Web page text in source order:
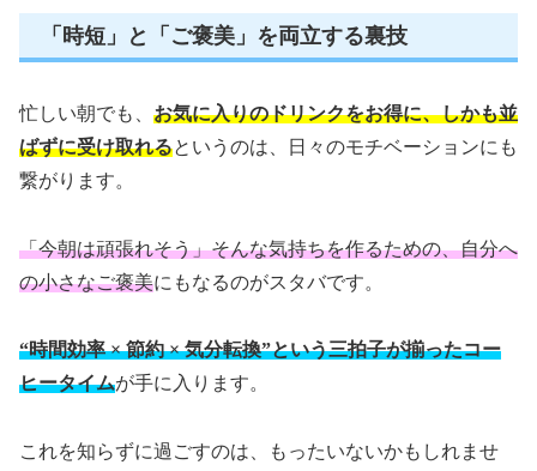
「時短」と「ご褒美」を両立する裏技
忙しい朝でも、 お気に入りのドリンクをお得に、しかも並
ばずに受け取れるというのは、日々のモチベーションにも
繋がります。
「今朝は頑張れそう」そんな気持ちを作るための、自分へ
の小さなご褒美にもなるのがスタバです。
“時間効率 × 節約 × 気分転換”という三拍子が揃ったコー
ヒータイムが手に入ります。
これを知らずに過ごすのは、もったいないかもしれませ